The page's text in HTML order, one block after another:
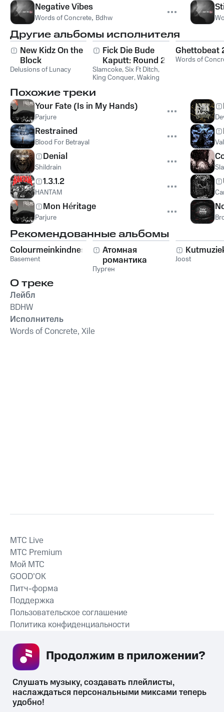
Negative Vibes
Words of Concrete, Bdhw
Другие альбомы исполнителя
New Kidz On the
Block
Delusions of Lunacy
Fick Die Bude
Kaputt: Round 2
Slamcoke,Six Ft Ditch,
King Conquer,Waking
Concrete
Roadkill
Ghettobeat
Words of
Похожие треки
Your Fate (Is in My Hands)
Parjure
Restrained
Blood For Betrayal
Denial
Shildrain
1.3.1.2
HANTAM
Mon Héritage
Parjure
Рекомендованные альбомы
Colourmeinkindness
Basement
Атомная
романтика
Пурген
Joost
О треке
Лейбл
BDHW
Исполнитель
Words of Concrete, Xile
СКАЧАТЬ ПРИЛОЖЕНИЕ
MTС Live
MTС Premium
Мой МТС
GOOD’OK
Питч-форма
Поддержка
Пользовательское соглашение
Политика конфиденциальности
Слушать музыку, создавать плейлисты,
наслаждаться персональными миксами теперь
удобно!